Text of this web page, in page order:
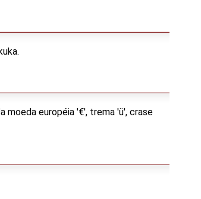
moeda européia '€', trema 'ü', crase